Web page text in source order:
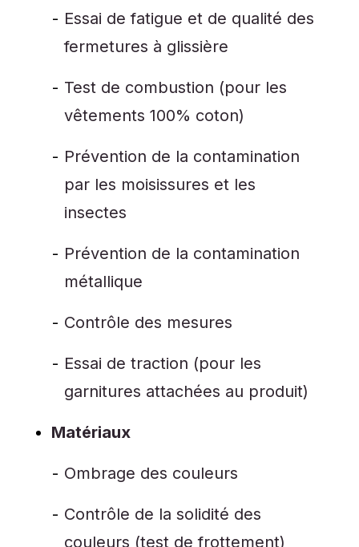
Essai de fatigue et de qualité des
fermetures à glissière
Test de combustion (pour les
vêtements 100% coton)
Prévention de la contamination
par les moisissures et les
insectes
Prévention de la contamination
métallique
Contrôle des mesures
Essai de traction (pour les
garnitures attachées au produit)
Matériaux
Ombrage des couleurs
Contrôle de la solidité des
couleurs (test de frottement)